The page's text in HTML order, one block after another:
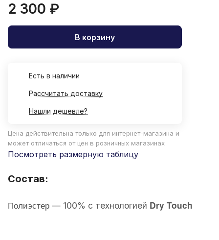
2 300 ₽
В корзину
Есть в наличии
Рассчитать доставку
Нашли дешевле?
Цена действительна только для интернет-магазина и
может отличаться от цен в розничных магазинах
Посмотреть размерную таблицу
Состав:
Полиэстер — 100% с технологией Dry Touch